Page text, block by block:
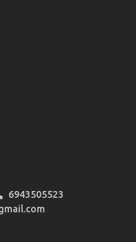
6943505523